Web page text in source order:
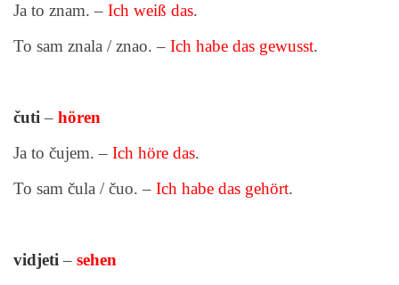
Ja to znam. – Ich weiß das.
To sam znala / znao. – Ich habe das gewusst.
čuti – hören
Ja to čujem. – Ich höre das.
To sam čula / čuo. – Ich habe das gehört.
vidjeti – sehen